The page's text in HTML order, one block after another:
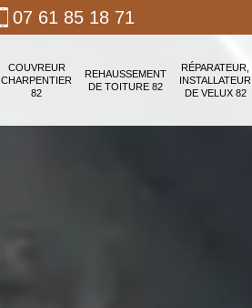
07 61 85 18 71
COUVREUR
CHARPENTIER
82
REHAUSSEMENT
DE TOITURE 82
RÉPARATEUR,
INSTALLATEUR
DE VELUX 82